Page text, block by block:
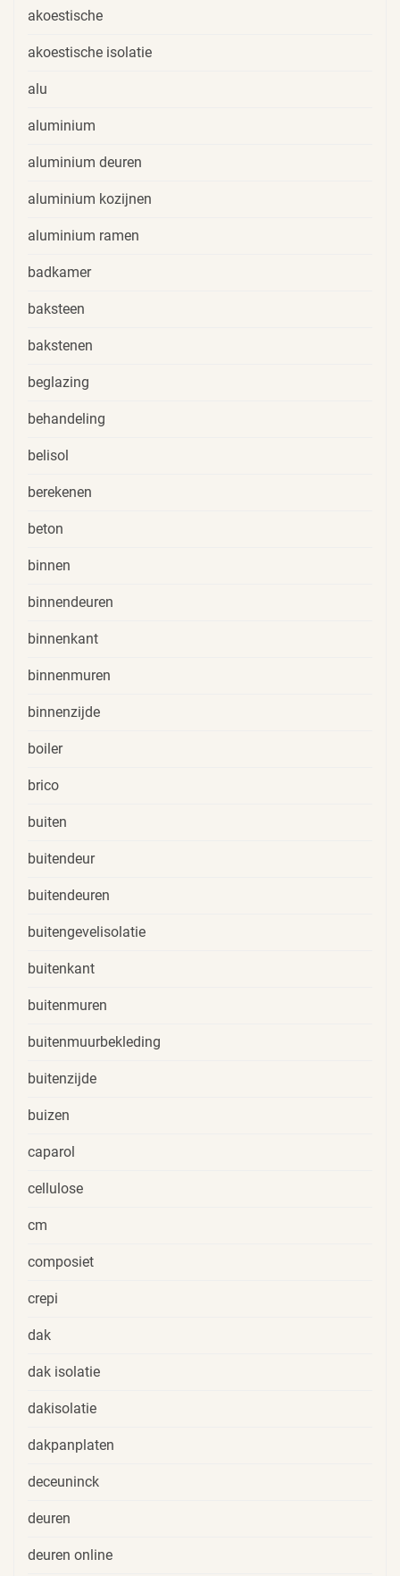
akoestische
akoestische isolatie
alu
aluminium
aluminium deuren
aluminium kozijnen
aluminium ramen
badkamer
baksteen
bakstenen
beglazing
behandeling
belisol
berekenen
beton
binnen
binnendeuren
binnenkant
binnenmuren
binnenzijde
boiler
brico
buiten
buitendeur
buitendeuren
buitengevelisolatie
buitenkant
buitenmuren
buitenmuurbekleding
buitenzijde
buizen
caparol
cellulose
cm
composiet
crepi
dak
dak isolatie
dakisolatie
dakpanplaten
deceuninck
deuren
deuren online